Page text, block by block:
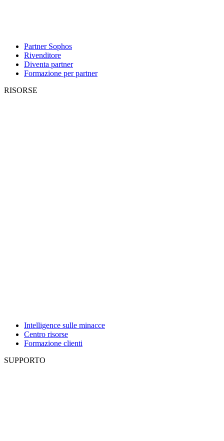
Partner Sophos
Rivenditore
Diventa partner
Formazione per partner
RISORSE
Intelligence sulle minacce
Centro risorse
Formazione clienti
SUPPORTO